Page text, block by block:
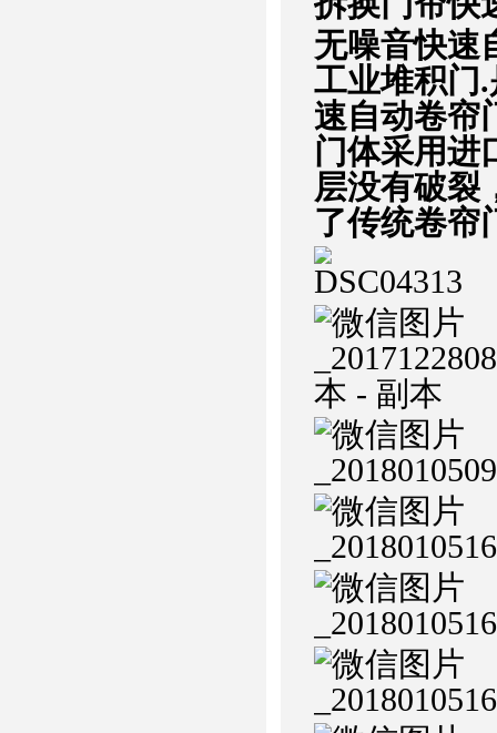
无噪音快速
工业堆积门
速自动卷帘
门体采用进
层没有破裂
了传统卷帘